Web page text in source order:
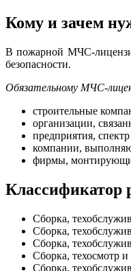
Кому и зачем
В пожарной МЧС-
безопасности.
Обязательному МЧС-
строительные
организации,
предприятия,
компании,
фирмы,
Классификатор
Сборка,
Сборка,
Сборка,
Сборка, техосмотр
Сборка,